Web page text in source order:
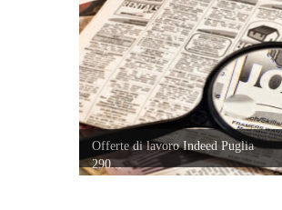
Offerte di lavoro Indeed Puglia
290...